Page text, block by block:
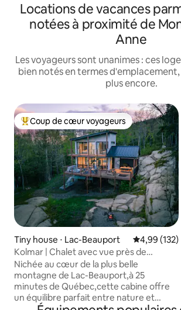
Locations de vacances
notées à proximité de
Anne
Les voyageurs sont unanimes : ces
bien notés en termes
plus encore.
Coups de cœur voyageurs les plus
Coup de cœur voyageurs
Tiny house ⋅ Lac-Beauport Évaluation
4,99 (132)
Kolmar | Chalet avec vue près de
Québec
Nichée au cœur de la plus belle
montagne de Lac-Beauport,à 25
minutes de Québec,cette cabine offre
un équilibre parfait entre nature et